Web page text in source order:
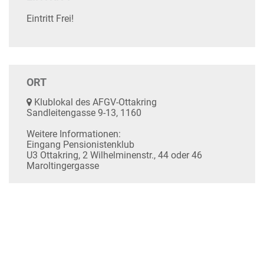
Eintritt Frei!
ORT
Klublokal des AFGV-Ottakring
Sandleitengasse 9-13, 1160
Weitere Informationen:
Eingang Pensionistenklub
U3 Ottakring, 2 Wilhelminenstr., 44 oder 46
Maroltingergasse